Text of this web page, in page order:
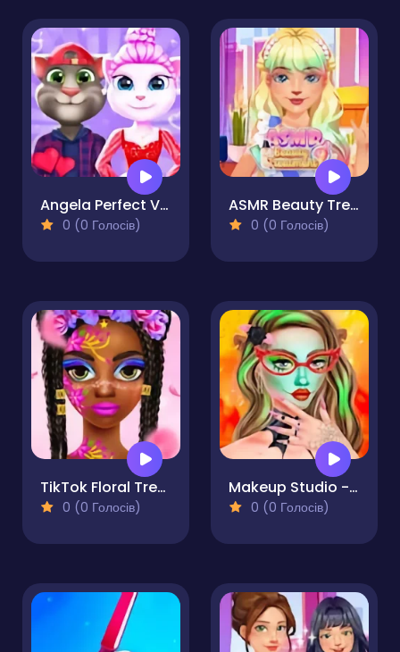
Angela Perfect Valentine
0 (0 Голосів)
ASMR Beauty Treatment
0 (0 Голосів)
TikTok Floral Trends
0 (0 Голосів)
Makeup Studio - Halloween
0 (0 Голосів)